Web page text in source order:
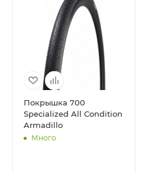
Покрышка 700
Specialized All Condition
Armadillo
Много